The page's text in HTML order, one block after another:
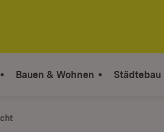
Bauen & Wohnen Städtebau